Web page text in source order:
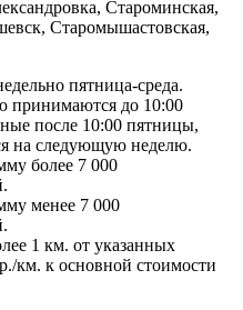
Староминская,
Старомышастовская,
пятница-среда.
принимаются до 10:00
после 10:00 пятницы,
на следующую неделю.
более 7 000
менее 7 000
1 км. от указанных
км. к основной стоимости